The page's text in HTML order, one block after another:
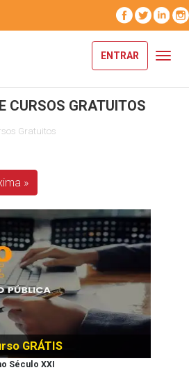
ENTRAR
CURSOS GRATUITOS
Gratuitos
»
GRÁTIS
Século XXI